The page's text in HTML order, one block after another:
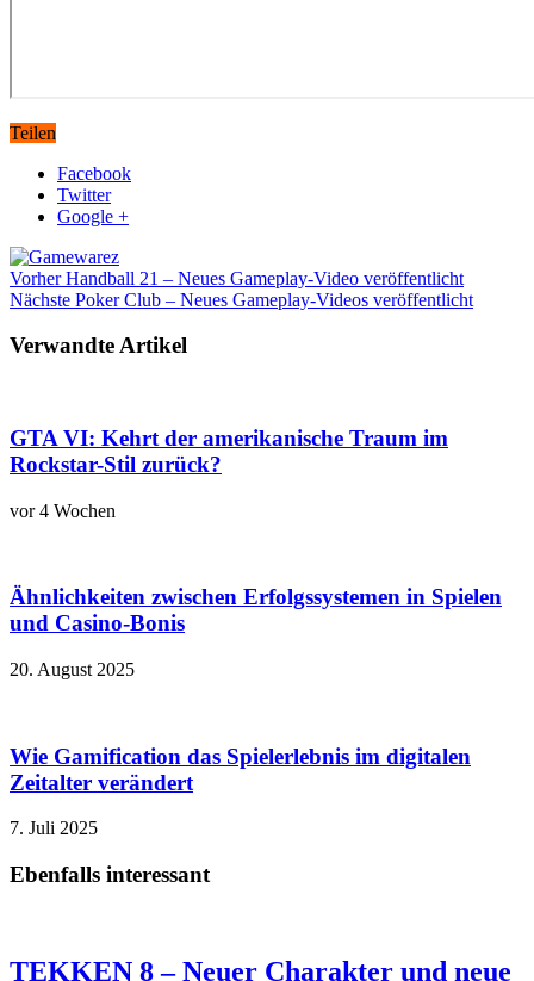
Teilen
Facebook
Twitter
Google +
VorherHandball 21 – Neues Gameplay-Video veröffentlicht
Nächste Poker Club – Neues Gameplay-Videos veröffentlicht
Verwandte Artikel
GTA VI: Kehrt der amerikanische Traum im
Rockstar-Stil zurück?
vor 4 Wochen
Ähnlichkeiten zwischen Erfolgssystemen in Spielen
und Casino‑Bonis
20. August 2025
Wie Gamification das Spielerlebnis im digitalen
Zeitalter verändert
7. Juli 2025
Ebenfalls interessant
TEKKEN 8 – Neuer Charakter und neue